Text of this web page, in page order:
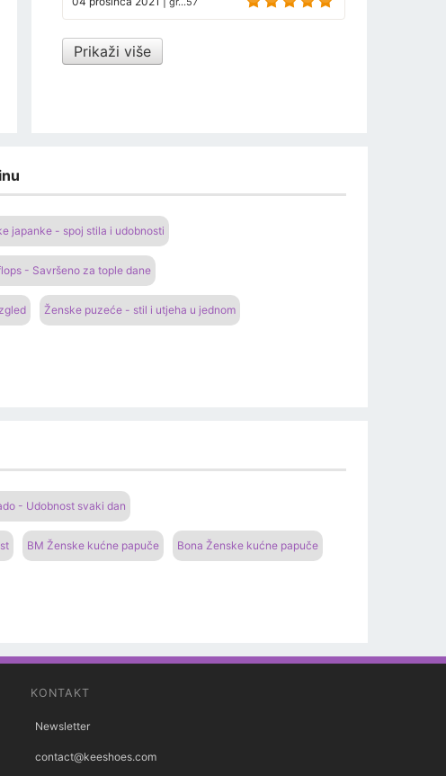
Prikaži više
japanke - spoj stila i udobnosti
- Savršeno za tople dane
Ženske puzeće - stil i utjeha u jednom
- Udobnost svaki dan
BM Ženske kućne papuče Bona Ženske kućne papuče
KONTAKT
Newsletter
contact@keeshoes.com